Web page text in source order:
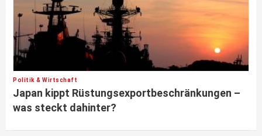
Politik & Wirtschaft
Japan kippt Rüstungsexportbeschränkungen –
was steckt dahinter?